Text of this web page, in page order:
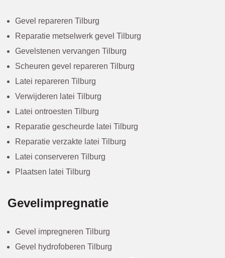
Gevel repareren Tilburg
Reparatie metselwerk gevel Tilburg
Gevelstenen vervangen Tilburg
Scheuren gevel repareren Tilburg
Latei repareren Tilburg
Verwijderen latei Tilburg
Latei ontroesten Tilburg
Reparatie gescheurde latei Tilburg
Reparatie verzakte latei Tilburg
Latei conserveren Tilburg
Plaatsen latei Tilburg
Gevelimpregnatie
Gevel impregneren Tilburg
Gevel hydrofoberen Tilburg